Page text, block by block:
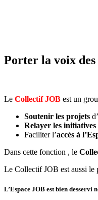
Porter la voix
Le Collectif JOB est un
Soutenir les projets
Relayer les initiatives
Faciliter l’accès à
Dans cette fonction , le
Le Collectif JOB est aussi le
L’Espace JOB est bien desservi